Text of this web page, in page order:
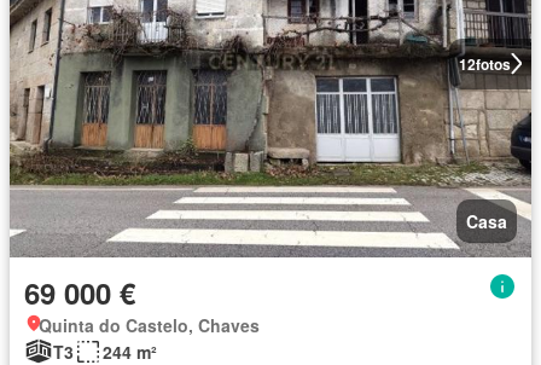
12fotos
Casa
69 000 €
Quinta do Castelo, Chaves
T3
244 m²